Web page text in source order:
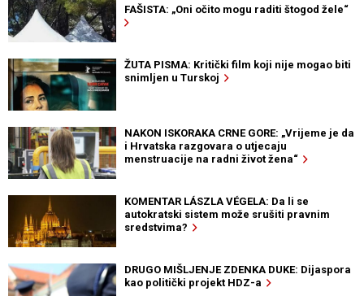
FAŠISTA: „Oni očito mogu raditi štogod žele“
ŽUTA PISMA: Kritički film koji nije mogao biti
snimljen u Turskoj
NAKON ISKORAKA CRNE GORE: „Vrijeme je da
i Hrvatska razgovara o utjecaju
menstruacije na radni život žena“
KOMENTAR LÁSZLA VÉGELA: Da li se
autokratski sistem može srušiti pravnim
sredstvima?
DRUGO MIŠLJENJE ZDENKA DUKE: Dijaspora
kao politički projekt HDZ-a